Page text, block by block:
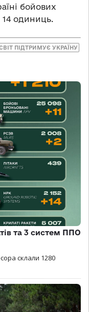
бойових
14 одиниць.
ПІДТРИМУЄ УКРАЇНУ
та 3 систем ППО
склали 1280